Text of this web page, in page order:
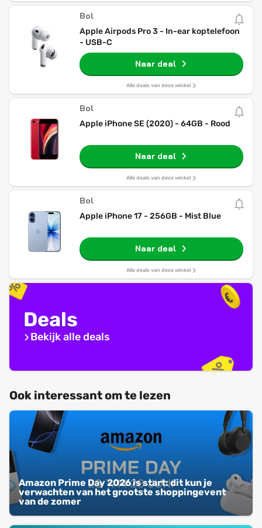
Bol
Apple Airpods Pro 3 - In-ear koptelefoon
- USB-C
Naar deal
Alle deals van deze winkel
Bol
Apple iPhone SE (2020) - 64GB - Rood
Naar deal
Alle deals van deze winkel
Bol
Apple iPhone 17 - 256GB - Mist Blue
Naar deal
Alle deals van deze winkel
Deals
Bekijk alle deals
Ook interessant om te lezen
Amazon Prime Day 2026 is start: dit kun je
verwachten van het grootste shoppingevent
van de zomer